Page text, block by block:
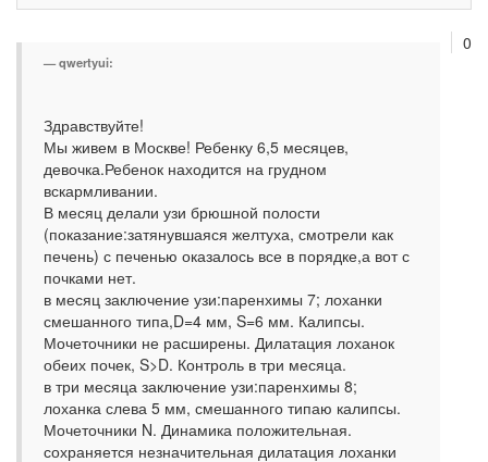
0
qwertyui:
Здравствуйте!
Мы живем в Москве! Ребенку 6,5 месяцев,
девочка.Ребенок находится на грудном
вскармливании.
В месяц делали узи брюшной полости
(показание:затянувшаяся желтуха, смотрели как
печень) с печенью оказалось все в порядке,а вот с
почками нет.
в месяц заключение узи:паренхимы 7; лоханки
смешанного типа,D=4 мм, S=6 мм. Калипсы.
Мочеточники не расширены. Дилатация лоханок
обеих почек, S>D. Контроль в три месяца.
в три месяца заключение узи:паренхимы 8;
лоханка слева 5 мм, смешанного типаю калипсы.
Мочеточники N. Динамика положительная.
сохраняется незначительная дилатация лоханки